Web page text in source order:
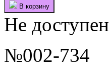
В корзину
Не доступен
№002-734